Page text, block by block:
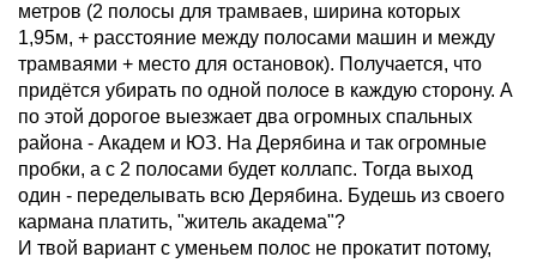
метров (2 полосы для трамваев, ширина которых
1,95м, + расстояние между полосами машин и между
трамваями + место для остановок). Получается, что
придётся убирать по одной полосе в каждую сторону. А
по этой дорогое выезжает два огромных спальных
района - Академ и ЮЗ. На Дерябина и так огромные
пробки, а с 2 полосами будет коллапс. Тогда выход
один - переделывать всю Дерябина. Будешь из своего
кармана платить, "житель академа"?
И твой вариант с уменьем полос не прокатит потому,